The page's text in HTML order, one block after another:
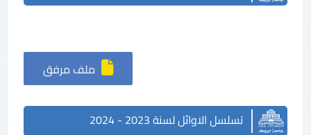
ملف مرفق
تسلسل الاوائل لسنة 2023 - 2024